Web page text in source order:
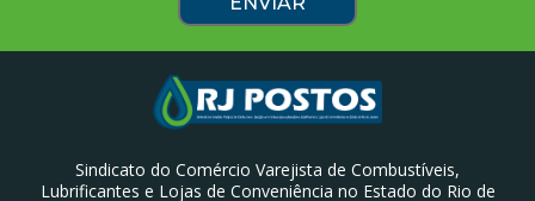
Sindicato do Comércio Varejista de Combustíveis,
Lubrificantes e Lojas de Conveniência no Estado do Rio de